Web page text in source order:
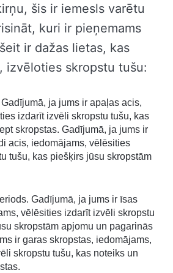
šis ir iemesls varētu
kuri ir pieņemams
ir dažas lietas, kas
izvēloties skropstu tušu:
ja jums ir apaļas acis,
izdarīt izvēli skropstu tušu, kas
skropstas. Gadījumā, ja jums ir
acis, iedomājams, vēlēsities
tušu, kas piešķirs jūsu skropstām
Gadījumā, ja jums ir īsas
vēlēsities izdarīt izvēli skropstu
skropstām apjomu un pagarinās
ir garas skropstas, iedomājams,
skropstu tušu, kas noteiks un